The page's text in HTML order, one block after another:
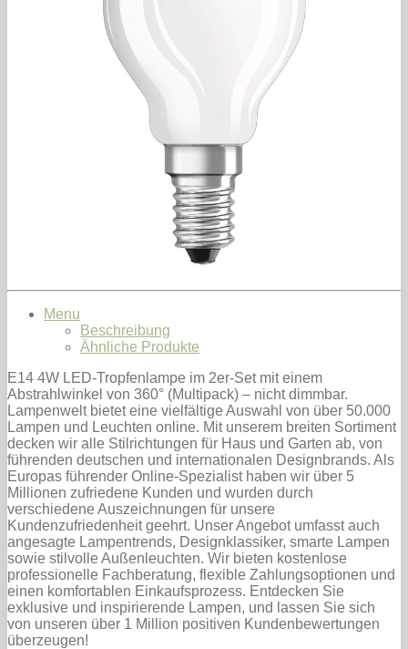
Menu
Beschreibung
Ähnliche Produkte
E14 4W LED-Tropfenlampe im 2er-Set mit einem
Abstrahlwinkel von 360° (Multipack) – nicht dimmbar.
Lampenwelt bietet eine vielfältige Auswahl von über 50.000
Lampen und Leuchten online. Mit unserem breiten Sortiment
decken wir alle Stilrichtungen für Haus und Garten ab, von
führenden deutschen und internationalen Designbrands. Als
Europas führender Online-Spezialist haben wir über 5
Millionen zufriedene Kunden und wurden durch
verschiedene Auszeichnungen für unsere
Kundenzufriedenheit geehrt. Unser Angebot umfasst auch
angesagte Lampentrends, Designklassiker, smarte Lampen
sowie stilvolle Außenleuchten. Wir bieten kostenlose
professionelle Fachberatung, flexible Zahlungsoptionen und
einen komfortablen Einkaufsprozess. Entdecken Sie
exklusive und inspirierende Lampen, und lassen Sie sich
von unseren über 1 Million positiven Kundenbewertungen
überzeugen!